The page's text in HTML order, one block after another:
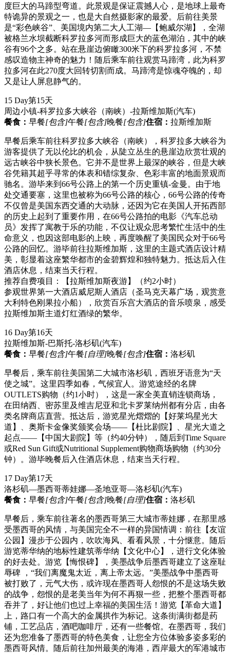
度巨大的马蹄型弯道。此景观是保证震撼人心，是地球上最奇
特诡异的景观之一，也是大自然摄影家的最爱。后前往美景
是“彩色峡谷”、美国境内第二大人工湖—【鲍威尔湖】，全湖
被格兰水坝截断科罗拉多河而形成巨大的蓝色湖泊，其中的峡
谷有96个之多。站在悬崖边俯瞰300米下的科罗拉多河，不禁
感叹造物主神奇的魅力！随后乘车前往观赏马蹄湾，此为科罗
拉多河在此270度大回转切割而成。马蹄湾是惊魂夺魄的，却
又是让人屏息静气的。
15 Day第15天
周边小镇-科罗拉多大峡谷（南峡）-拉斯维加斯(汽车)
餐食： 早餐[包含]午餐[包含]晚餐[包含]住宿： 拉斯维加斯
早餐后乘车前往科罗拉多大峡谷（南峡），科罗拉多大峡谷为
游客提供了无以伦比的机会，从陡立丛生的悬崖边欣赏壮观的
远古峡谷中狭长景色。它并不是世界上最深的峡谷，但是大峡
谷凭籍其超乎寻常的体表和错综复杂、色彩丰富的地面景观而
驰名。游毕来到66号公路上的第一个历史重镇-金曼。由于地
处交通要塞，这里也被称为66号公路的核心，66号公路的传奇
不仅曾是美国东西交通的大动脉，还因为它在美国人开拓西部
的历史上起到了重要作用，在66号公路拍的电影《汽车总动
员》发挥了寓教于乐的功能，不仅让观众思考繁忙生活中的生
命意义，也因这部电影的上映，再度唤醒了美国民众对于66号
公路的回忆。游毕前往拉斯维加斯，这里的主题式酒店设计精
美，彰显着这座繁华都市的金碧辉煌和独特魅力。抵达后入住
酒店休息，结束当天行程。
推荐自费项目：【拉斯维加斯夜游】（约2小时）
参观世界第一大酒店威尼斯人酒店（圣马克天幕广场，观赏意
大利特色刚果拉小船），欣赏百乐宫大酒店的音乐喷泉，感受
拉斯维加斯主道灯红酒绿的繁华。
16 Day第16天
拉斯维加斯-巴斯托-洛杉矶(汽车)
餐食： 早餐[包含]午餐[自理]晚餐[包含]住宿： 洛杉矶
早餐后，乘车前往美国第二大城市洛杉矶，西班牙语意为“天
使之城”。这里四季如春，气候宜人。游览途经的名牌
OUTLETS购物（约1小时），这是一家全美直销连锁商场，
在田纳西、密苏里及维吉尼亚和北卡罗莱纳州都有分店，由各
类名牌商店直营。抵达后，游览星光熠熠的【好莱坞星光大
道】、奥斯卡金像奖颁奖会场——【杜比剧院】、星光大道之
起点——【中国大剧院】等（约40分钟），随后到Time Square
或Red Sun Gift或Nutritional Supplement购物商场购物（约30分
钟）。游毕晚餐后入住酒店休息，结束当天行程。
17 Day第17天
洛杉矶—墨西哥蒂娃娜—圣地亚哥—洛杉矶(汽车)
餐食： 早餐[包含]午餐[包含]晚餐[自理]住宿： 洛杉矶
早餐后，乘车前往著名的墨西哥第三大城市蒂娃娜，在那里感
受墨西哥的风情，与美国完全不一样的异国情调：前往【友谊
公园】漫步于公园内，吹吹海风、看看风景，十分惬意。随后
游览蒂华纳的地标性建筑蒂华纳【文化中心】，进行文化体验
的好去处。游览【悔恨碑】，美墨战争后墨西哥建立了这座耻
辱碑 ，“我们离魔鬼太近，离上帝太远。”美墨战争中墨西哥
被打败了，元气大伤，或许现在墨西哥人怨恨的不是这场失败
的战争，怨恨的是老美当年为何不再狠一些，把整个墨西哥都
吞并了，好让他们也过上幸福的美国生活！游览【革命大道】
上，路口有一个高大的金属拱作为标记。这条街满街都是药
铺，工艺品店，酒吧咖啡厅，还有一些餐馆。在墨西哥，我们
还为您准备了墨西哥的特色美食，让您全方位体验多姿多彩的
墨西哥风情。随后前往加州最美的海港，西岸最大的军港城市